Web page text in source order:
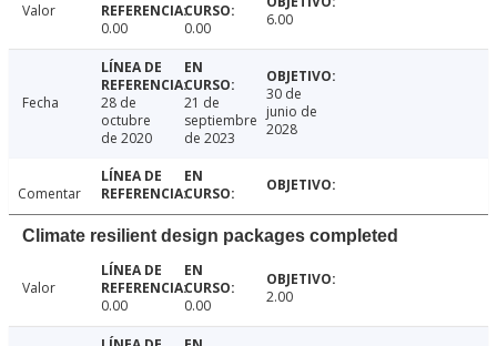
Valor
0.00
0.00 6.00
Fecha
28 de
octubre
de 2020
21 de
septiembre
de 2023
30 de
junio de
2028
Comentar
Climate resilient design packages completed
Valor
0.00
0.00 2.00